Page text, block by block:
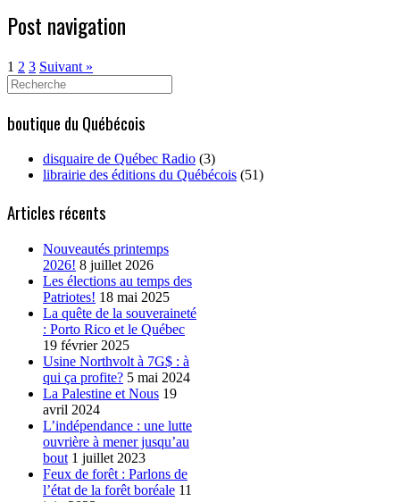
Post navigation
1 2 3 Suivant »
Search
for:
boutique du Québécois
disquaire de Québec Radio (3)
librairie des éditions du Québécois (51)
Articles récents
Nouveautés printemps
2026! 8 juillet 2026
Les élections au temps des
Patriotes! 18 mai 2025
La quête de la souveraineté
: Porto Rico et le Québec
19 février 2025
Usine Northvolt à 7G$ : à
qui ça profite? 5 mai 2024
La Palestine et Nous 19
avril 2024
L’indépendance : une lutte
ouvrière à mener jusqu’au
bout 1 juillet 2023
Feux de forêt : Parlons de
l’état de la forêt boréale 11